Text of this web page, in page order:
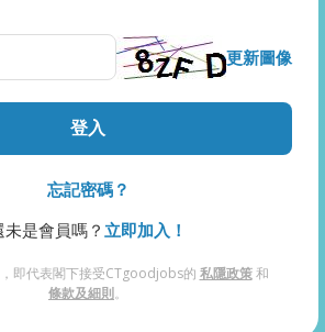
更新圖像
登入
忘記密碼？
未是會員嗎？ 立即加入！
即代表閣下接受CTgoodjobs的 私隱政策和
條款及細則。